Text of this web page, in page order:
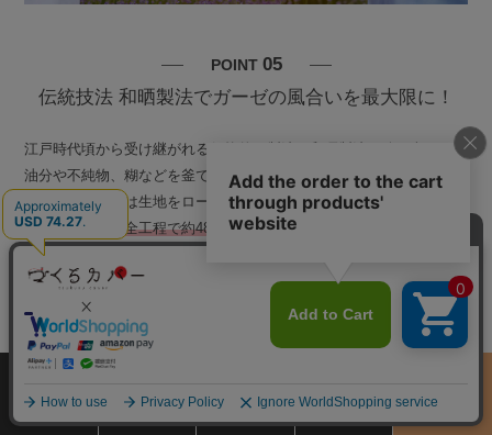
POINT 05
伝統技法 和晒製法でガーゼの風合いを最大限に！
江戸時代頃から受け継がれる伝統的な製法の和晒製法。綿に含まれる
油分や不純物、糊などを釜でゆっくり煮て洗い「さらし」て乾燥し仕
上げます。洋晒は生地をローラーで挟んで40分程度で一気に仕上げ
ますが、 和晒は全工程で約48時間かけ、生地にストレスをかけずに
仕上げます。
ん柔らかいガーゼに仕上がっています。和晒釜をもつ工場は、現在日
本で十数軒を数えるほどしかなく、大変希少なガーゼです。
商品をさがす
サイズ
お買物ガイド カート